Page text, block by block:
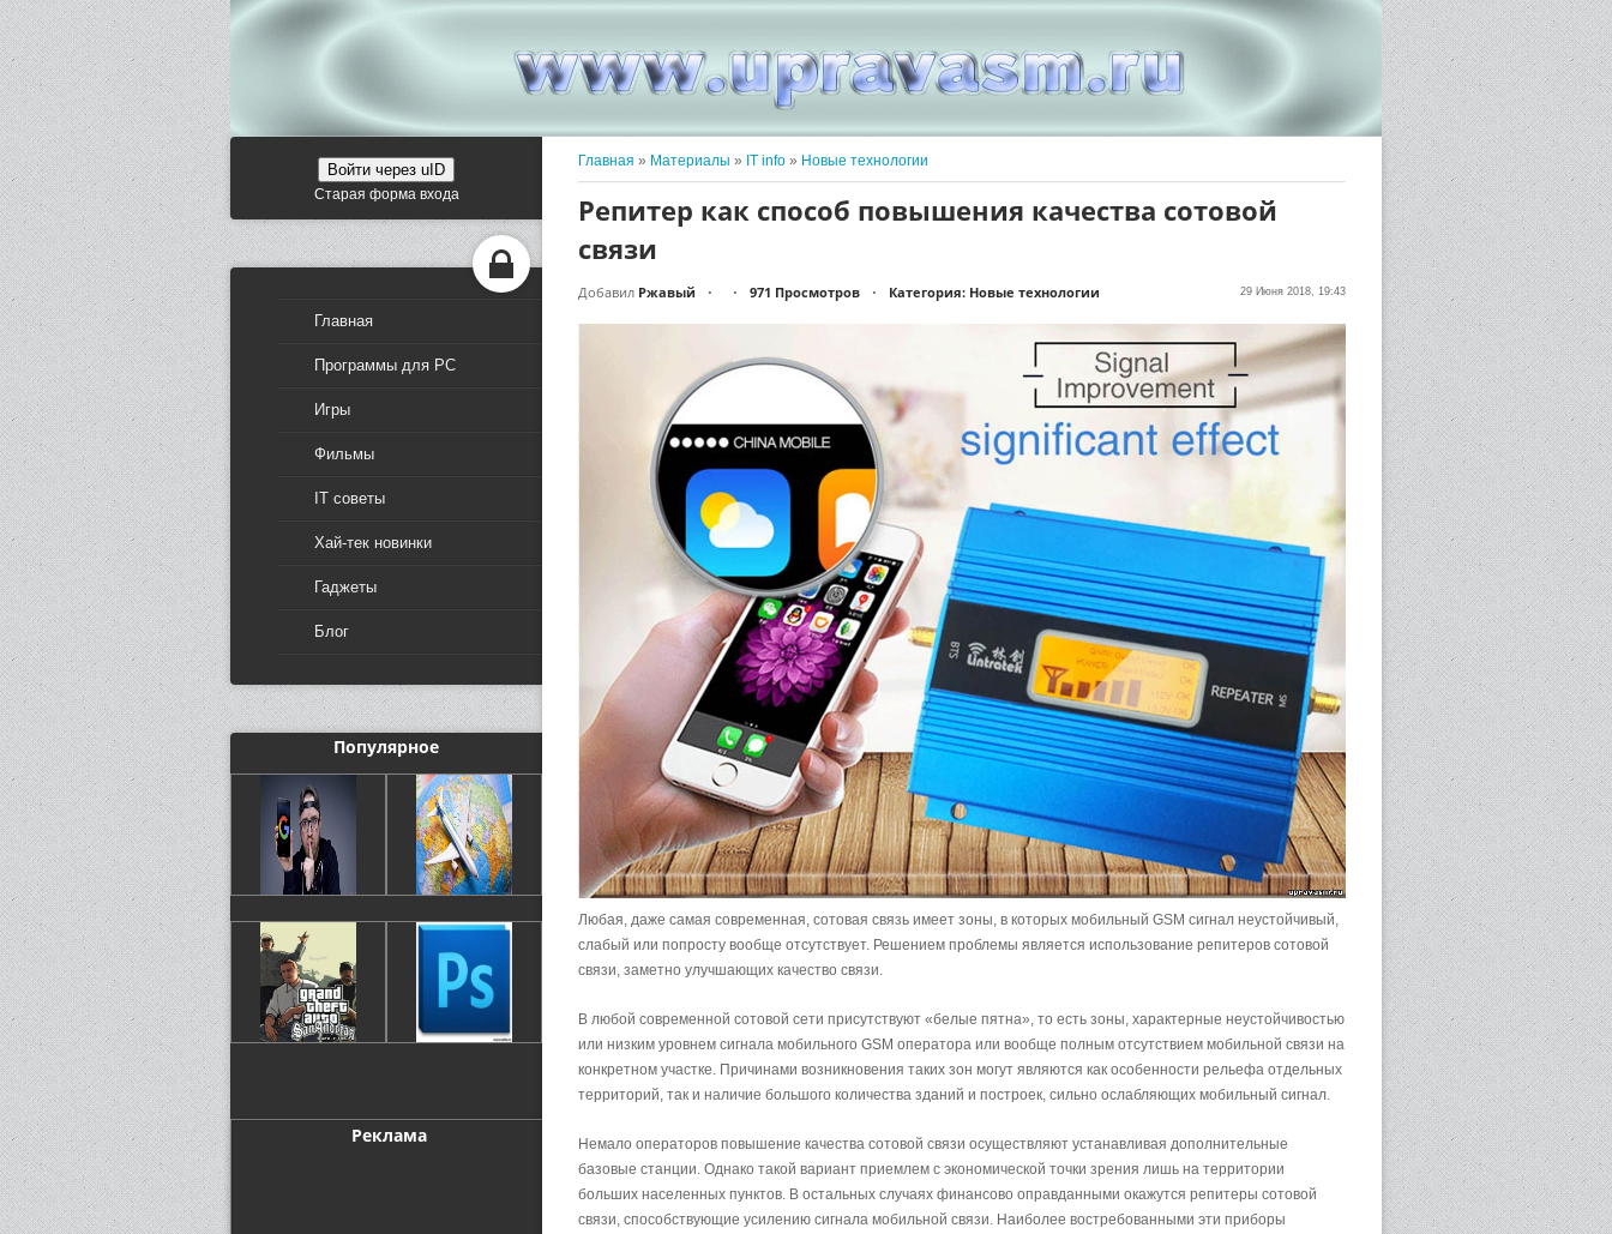
Войти через uID
Старая форма входа
Главная
Программы для PC
Игры
Фильмы
IT советы
Хай-тек новинки
Гаджеты
Блог
Популярное
Реклама
Главная » Материалы » IT info » Новые технологии
Репитер как способ повышения качества сотовой
связи
29 Июня 2018, 19:43
Добавил Ржавый • • 971 Просмотров • Категория: Новые технологии
Любая, даже самая современная, сотовая связь имеет зоны, в которых мобильный GSM сигнал неустойчивый,
слабый или попросту вообще отсутствует. Решением проблемы является использование репитеров сотовой
связи, заметно улучшающих качество связи.
В любой современной сотовой сети присутствуют «белые пятна», то есть зоны, характерные неустойчивостью
или низким уровнем сигнала мобильного GSM оператора или вообще полным отсутствием мобильной связи на
конкретном участке. Причинами возникновения таких зон могут являются как особенности рельефа отдельных
территорий, так и наличие большого количества зданий и построек, сильно ослабляющих мобильный сигнал.
Немало операторов повышение качества сотовой связи осуществляют устанавливая дополнительные
базовые станции. Однако такой вариант приемлем с экономической точки зрения лишь на территории
больших населенных пунктов. В остальных случаях финансово оправданными окажутся репитеры сотовой
связи, способствующие усилению сигнала мобильной связи. Наиболее востребованными эти приборы